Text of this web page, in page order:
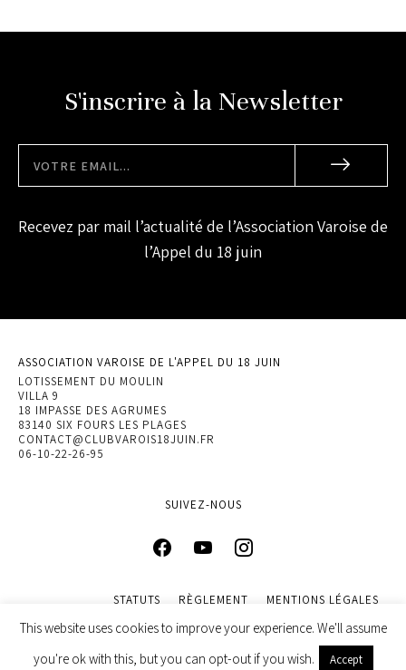
S'inscrire à la Newsletter
Recevez par mail l’actualité de l’Association Varoise de
l’Appel du 18 juin
ASSOCIATION VAROISE DE L'APPEL DU 18 JUIN
LOTISSEMENT DU MOULIN
VILLA 9
18 IMPASSE DES AGRUMES
83140 SIX FOURS LES PLAGES
CONTACT@CLUBVAROIS18JUIN.FR
06-10-22-26-95
SUIVEZ-NOUS
STATUTS RÈGLEMENT
MENTIONS LÉGALES
© 2022 ASSOCIATION VAROISE DE L’APPEL DU 18 JUIN. DESIGN
This website uses cookies to improve your experience. We'll assume
you're ok with this, but you can opt-out if you wish.
Accept